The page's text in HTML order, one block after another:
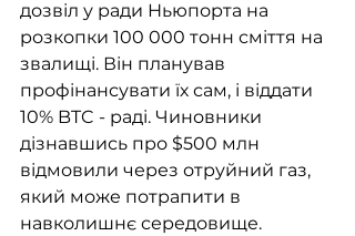
дозвіл у ради Ньюпорта на
розкопки 100 000 тонн сміття на
звалищі. Він планував
профінансувати їх сам, і віддати
10% BTC - раді. Чиновники
дізнавшись про $500 млн
відмовили через отруйний газ,
який може потрапити в
навколишнє середовище.